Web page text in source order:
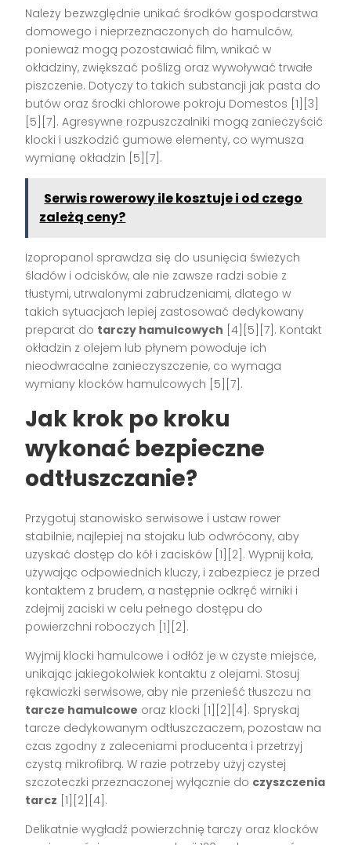
Należy bezwzględnie unikać środków gospodarstwa
domowego i nieprzeznaczonych do hamulców,
ponieważ mogą pozostawiać film, wnikać w
okładziny, zwiększać poślizg oraz wywoływać trwałe
piszczenie. Dotyczy to takich substancji jak pasta do
butów oraz środki chlorowe pokroju Domestos [1][3]
[5][7]. Agresywne rozpuszczalniki mogą zanieczyścić
klocki i uszkodzić gumowe elementy, co wymusza
wymianę okładzin [5][7].
Serwis rowerowy ile kosztuje i od czego
zależą ceny?
Izopropanol sprawdza się do usunięcia świeżych
śladów i odcisków, ale nie zawsze radzi sobie z
tłustymi, utrwalonymi zabrudzeniami, dlatego w
takich sytuacjach lepiej zastosować dedykowany
preparat do tarczy hamulcowych [4][5][7]. Kontakt
okładzin z olejem lub płynem powoduje ich
nieodwracalne zanieczyszczenie, co wymaga
wymiany klocków hamulcowych [5][7].
Jak krok po kroku
wykonać bezpieczne
odtłuszczanie?
Przygotuj stanowisko serwisowe i ustaw rower
stabilnie, najlepiej na stojaku lub odwrócony, aby
uzyskać dostęp do kół i zacisków [1][2]. Wypnij koła,
używając odpowiednich kluczy, i zabezpiecz je przed
kontaktem z brudem, a następnie odkręć wirniki i
zdejmij zaciski w celu pełnego dostępu do
powierzchni roboczych [1][2].
Wyjmij klocki hamulcowe i odłóż je w czyste miejsce,
unikając jakiegokolwiek kontaktu z olejami. Stosuj
rękawiczki serwisowe, aby nie przenieść tłuszczu na
tarcze hamulcowe oraz klocki [1][2][4]. Spryskaj
tarcze dedykowanym odtłuszczaczem, pozostaw na
czas zgodny z zaleceniami producenta i przetrzyj
czystą mikrofibrą. W razie potrzeby użyj czystej
szczoteczki przeznaczonej wyłącznie do czyszczenia
tarcz [1][2][4].
Delikatnie wygładź powierzchnię tarczy oraz klocków